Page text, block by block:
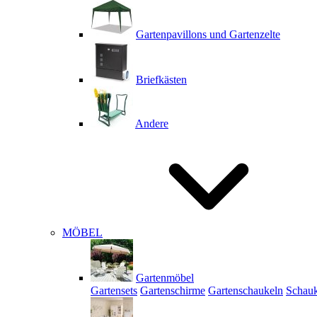
Gartenpavillons und Gartenzelte
Briefkästen
Andere
MÖBEL
Gartenmöbel
Gartensets Gartenschirme Gartenschaukeln